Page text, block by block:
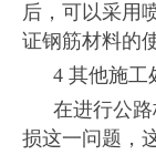
后，可以采用
证钢筋材料的
4 其他施工
在进行公
损这一问题，